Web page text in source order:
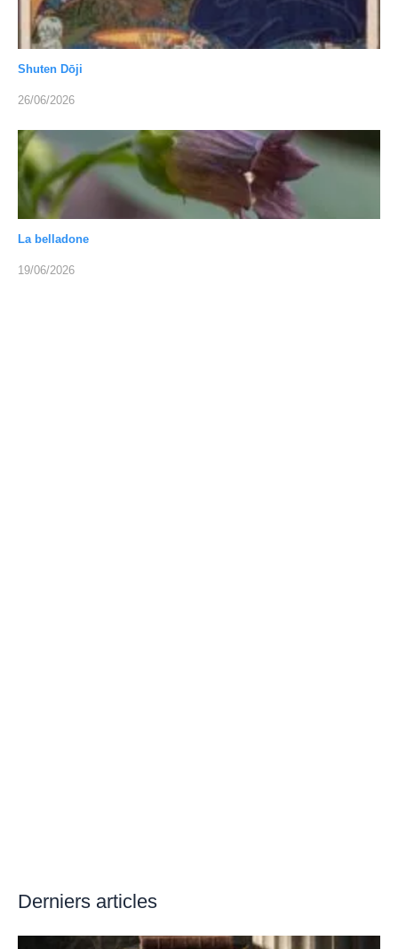
Shuten Dōji
26/06/2026
La belladone
19/06/2026
Derniers articles